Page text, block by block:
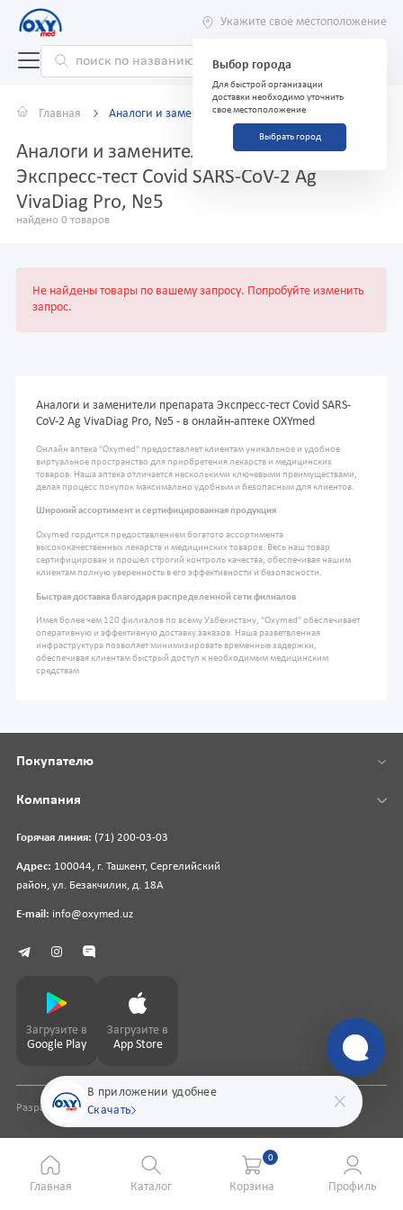
Укажите свое местоположение
Выбор города
Для быстрой организации
доставки необходимо уточнить
свое местоположение
Выбрать город
Главная Аналоги и заменители
Аналоги и заменители препарата
Экспресс-тест Covid SARS-CoV-2 Ag
VivaDiag Pro, №5
найдено 0 товаров
Не найдены товары по вашему запросу. Попробуйте изменить
запрос.
Аналоги и заменители препарата Экспресс-тест Covid SARS-
CoV-2 Ag VivaDiag Pro, №5 - в онлайн-аптеке OXYmed
Онлайн аптека "Oxymed" предоставляет клиентам уникальное и удобное
виртуальное пространство для приобретения лекарств и медицинских
товаров. Наша аптека отличается несколькими ключевыми преимуществами,
делая процесс покупок максимально удобным и безопасным для клиентов.
Широкий ассортимент и сертифицированная продукция
Oxymed гордится предоставлением богатого ассортимента
высококачественных лекарств и медицинских товаров. Весь наш товар
сертифицирован и прошел строгий контроль качества, обеспечивая нашим
клиентам полную уверенность в его эффективности и безопасности.
Быстрая доставка благодаря распределенной сети филиалов
Имея более чем 120 филиалов по всему Узбекистану, "Oxymed" обеспечивает
оперативную и эффективную доставку заказов. Наша разветвленная
инфраструктура позволяет минимизировать временные задержки,
обеспечивая клиентам быстрый доступ к необходимым медицинским
средствам
В приложении удобнее
Скачать
Горячая линия: (71) 200-03-03
Адрес: 100044, г. Ташкент, Сергелийский
район, ул. Безакчилик, д. 18А
E-mail: info@oxymed.uz
Покупателю
Компания
Загрузите в
Google Play
Загрузите в
App Store
Разработка сайтаpharmit.uz
Главная Каталог
0
Корзина Профиль